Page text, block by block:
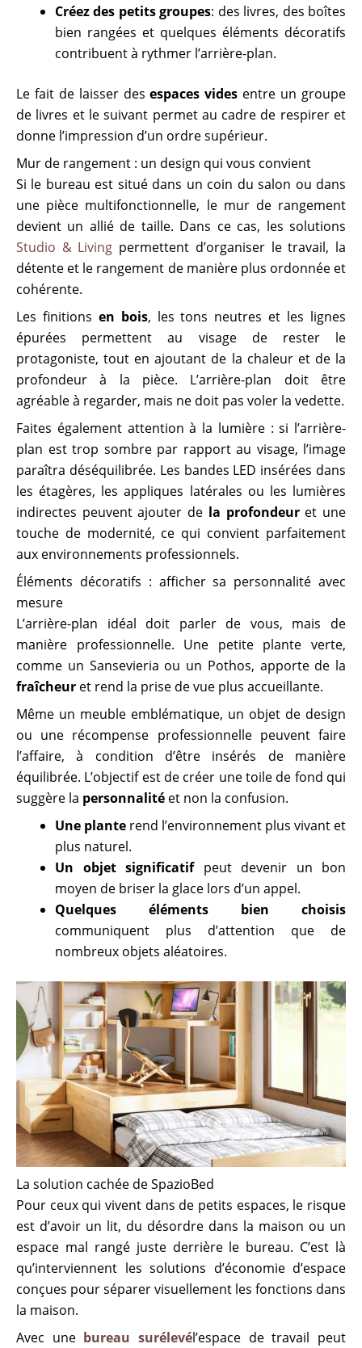
Créez des petits groupes: des livres, des boîtes
bien rangées et quelques éléments décoratifs
contribuent à rythmer l’arrière-plan.
Le fait de laisser desespaces vides entre un groupe
de livres et le suivant permet au cadre de respirer et
donne l’impression d’un ordre supérieur.
Mur de rangement : un design qui vous convient
Si le bureau est situé dans un coin du salon ou dans
une pièce multifonctionnelle, le mur de rangement
devient un allié de taille. Dans ce cas, les solutions
Studio & Living permettent d’organiser le travail, la
détente et le rangement de manière plus ordonnée et
cohérente.
Les finitions en bois, les tons neutres et les lignes
épurées permettent au visage de rester le
protagoniste, tout en ajoutant de la chaleur et de la
profondeur à la pièce. L’arrière-plan doit être
agréable à regarder, mais ne doit pas voler la vedette.
Faites également attention à la lumière : si l’arrière-
plan est trop sombre par rapport au visage, l’image
paraîtra déséquilibrée. Les bandes LED insérées dans
les étagères, les appliques latérales ou les lumières
indirectes peuvent ajouter de la profondeuret une
touche de modernité, ce qui convient parfaitement
aux environnements professionnels.
Éléments décoratifs : afficher sa personnalité avec
mesure
L’arrière-plan idéal doit parler de vous, mais de
manière professionnelle. Une petite plante verte,
comme un Sansevieria ou un Pothos, apporte de la
fraîcheur et rend la prise de vue plus accueillante.
Même un meuble emblématique, un objet de design
ou une récompense professionnelle peuvent faire
l’affaire, à condition d’être insérés de manière
équilibrée. L’objectif est de créer une toile de fond qui
suggère la personnalité et non la confusion.
Une plante rend l’environnement plus vivant et
plus naturel.
Un objet significatifpeut devenir un bon
moyen de briser la glace lors d’un appel.
Quelques éléments bien choisis
communiquent plus d’attention que de
nombreux objets aléatoires.
La solution cachée de SpazioBed
Pour ceux qui vivent dans de petits espaces, le risque
est d’avoir un lit, du désordre dans la maison ou un
espace mal rangé juste derrière le bureau. C’est là
qu’interviennent les solutions d’économie d’espace
conçues pour séparer visuellement les fonctions dans
la maison.
Avec une bureau surélevél’espace de travail peut